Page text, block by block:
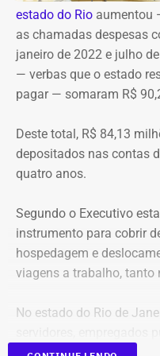
Anac, neste sábado (08),
de um acidente aéreo no
tempo.
“Eu quero que a Anac
uma semana ou por
seja necessário para a
intensa nos helipontos,
dos visitantes que
visitam a cidade e da
cidade”, afirmou o
acompanhar o trabalho
estado do Rio aumentou
as chamadas despesas
janeiro de 2022 e julho
— verbas que o estado
pagar — somaram R$
Deste total, R$ 84,13
depositados nas contas
quatro anos.
Segundo o Executivo
instrumento para cobrir
hospedagem e
viagens a trabalho, tanto
No estado do Rio de
temporários é